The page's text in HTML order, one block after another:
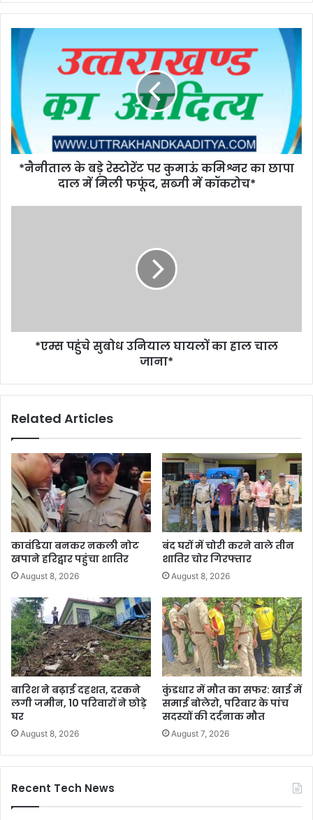
*नैनीताल के बड़े रेस्टोरेंट पर कुमाऊं कमिश्नर का छापा
दाल में मिली फफूंद, सब्जी में कॉकरोच*
*एम्स पहुंचे सुबोध उनियाल घायलों का हाल चाल
जाना*
Related Articles
कावंडिया बनकर नकली नोट
खपाने हरिद्वार पहुंचा शातिर
August 8, 2026
बंद घरों में चोरी करने वाले तीन
शातिर चोर गिरफ्तार
August 8, 2026
बारिश ने बढ़ाई दहशत, दरकने
लगी जमीन, 10 परिवारों ने छोड़े
घर
August 8, 2026
कुंडधार में मौत का सफर: खाई में
समाई बोलेरो, परिवार के पांच
सदस्यों की दर्दनाक मौत
August 7, 2026
Recent Tech News